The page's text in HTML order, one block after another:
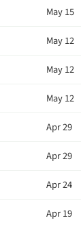
May 15
May 12
May 12
May 12
Apr 29
Apr 29
Apr 24
Apr 19